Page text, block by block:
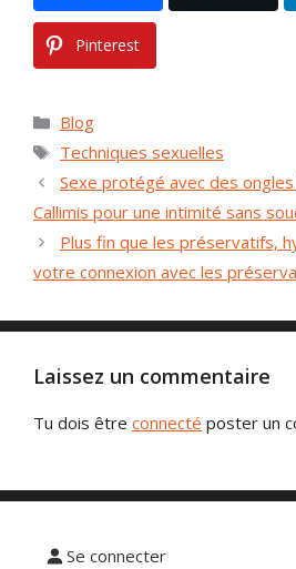
à
t
s
p
o
u
r
e
a
p
r
t
e
Pinterest
Catégories
Blog
Mots
clés
Techniques sexuelles
Sexe protégé avec des
Callimis pour une intimité sans
Plus fin que les préservatifs,
votre connexion avec les
Laissez un commentaire
Tu dois être connecté poster un
Se connecter